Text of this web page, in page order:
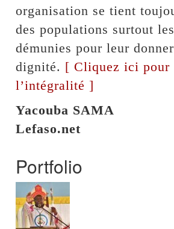
organisation se tient
des populations surtout
démunies pour leur
dignité. [ Cliquez ici pour
l’intégralité ]
Yacouba SAMA
Lefaso.net
Portfolio